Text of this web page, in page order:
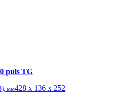
puls TG
мм428 x 136 x 252